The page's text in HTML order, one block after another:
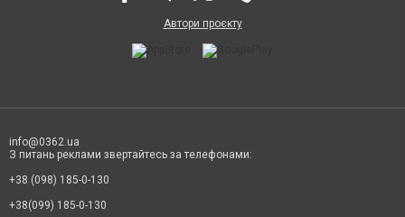
Автори проєкту
info@0362.ua
З питань реклами звертайтесь за телефонами:
+38 (098) 185-0-130
+38(099) 185-0-130